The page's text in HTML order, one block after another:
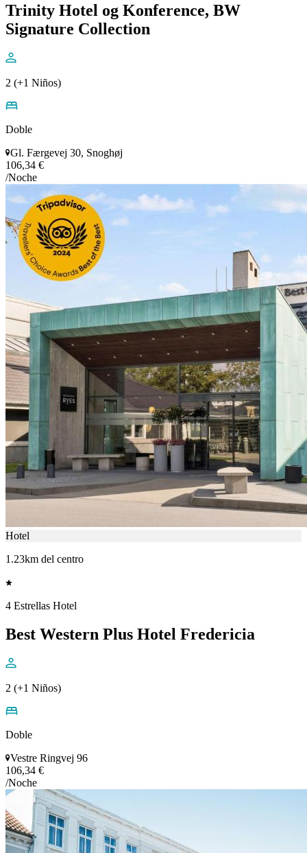
Trinity Hotel og Konference, BW
Signature Collection
2 (+1 Niños)
Doble
Gl. Færgevej 30, Snoghøj
106,34 €
/Noche
Hotel
1.23km del centro
4 Estrellas Hotel
Best Western Plus Hotel Fredericia
2 (+1 Niños)
Doble
Vestre Ringvej 96
106,34 €
/Noche